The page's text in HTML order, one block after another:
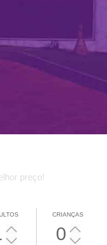
preço!
CRIANÇAS
0